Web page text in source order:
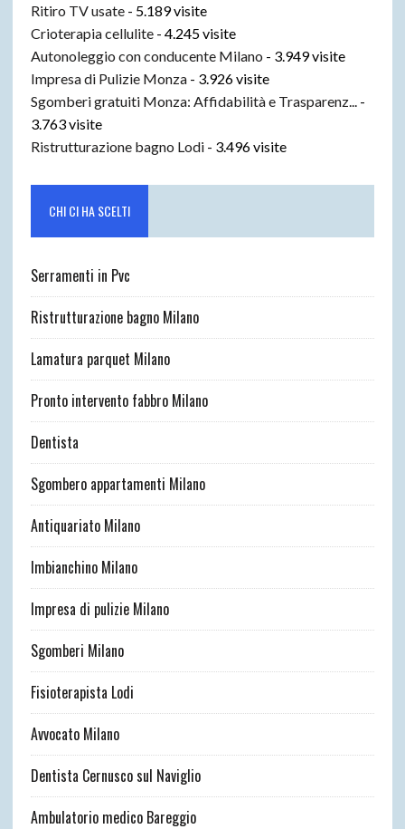
Ritiro TV usate- 5.189 visite
Crioterapia cellulite- 4.245 visite
Autonoleggio con conducente Milano - 3.949 visite
Impresa di Pulizie Monza- 3.926 visite
Sgomberi gratuiti Monza: Affidabilità e Trasparenz...
-
3.763 visite
Ristrutturazione bagno Lodi- 3.496 visite
CHI CI HA SCELTI
Serramenti in Pvc
Ristrutturazione bagno Milano
Lamatura parquet Milano
Pronto intervento fabbro Milano
Dentista
Sgombero appartamenti Milano
Antiquariato Milano
Imbianchino Milano
Impresa di pulizie Milano
Sgomberi Milano
Fisioterapista Lodi
Avvocato Milano
Dentista Cernusco sul Naviglio
Ambulatorio medico Bareggio